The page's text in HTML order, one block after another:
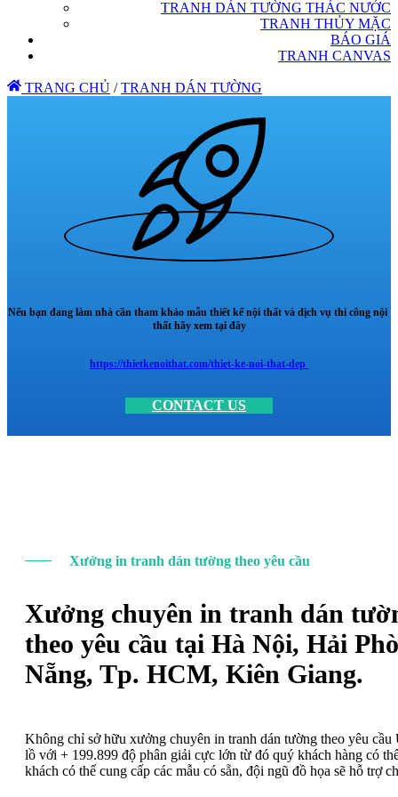
TRANH DÁN TƯỜNG THÁC NƯỚC
TRANH THỦY MẶC
BÁO GIÁ
TRANH CANVAS
TRANG CHỦ / TRANH DÁN TƯỜNG
Nếu bạn đang làm nhà cần tham khảo mẫu thiết kế nội thất và dịch vụ thi công nội
thất hãy xem tại đây
https://thietkenoithat.com/thiet-ke-noi-that-dep
CONTACT US
Xưởng in tranh dán tường theo yêu cầu
Xưởng chuyên in tranh dán
theo yêu cầu tại Hà Nội, Hải
Nẵng, Tp. HCM, Kiên Giang.
Không chỉ sở hữu xưởng chuyên in tranh dán tường theo yêu
lồ với + 199.899 độ phân giải cực lớn từ đó quý khách hàng có
khách có thể cung cấp các mẫu có sẵn, đội ngũ đồ họa sẽ hỗ trợ